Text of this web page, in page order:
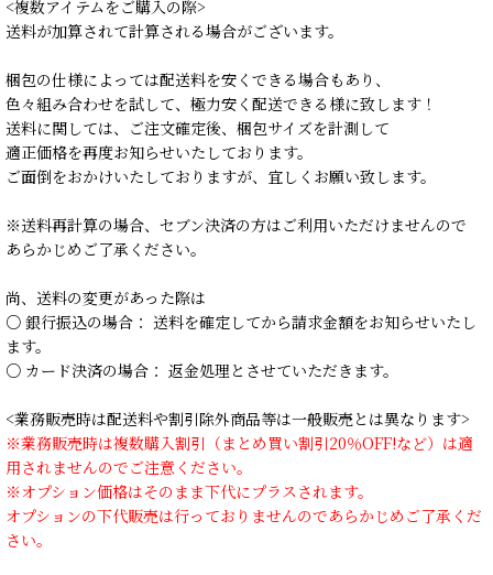
<複数アイテムをご購入の際>
送料が加算されて計算される場合がございます。
梱包の仕様によっては配送料を安くできる場合もあり、
色々組み合わせを試して、極力安く配送できる様に致します！
送料に関しては、ご注文確定後、梱包サイズを計測して
適正価格を再度お知らせいたしております。
ご面倒をおかけいたしておりますが、宜しくお願い致します。
※送料再計算の場合、セブン決済の方はご利用いただけませんので
あらかじめご了承ください。
尚、送料の変更があった際は
○ 銀行振込の場合： 送料を確定してから請求金額をお知らせいたし
ます。
○ カード決済の場合： 返金処理とさせていただきます。
<業務販売時は配送料や割引除外商品等は一般販売とは異なります>
※業務販売時は複数購入割引（まとめ買い割引20％OFF!など）は適
用されませんのでご注意ください。
※オプション価格はそのまま下代にプラスされます。
オプションの下代販売は行っておりませんのであらかじめご了承くだ
さい。